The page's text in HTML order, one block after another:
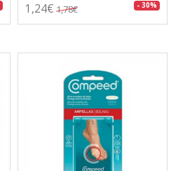
1,24€ 1,78€ - 30%